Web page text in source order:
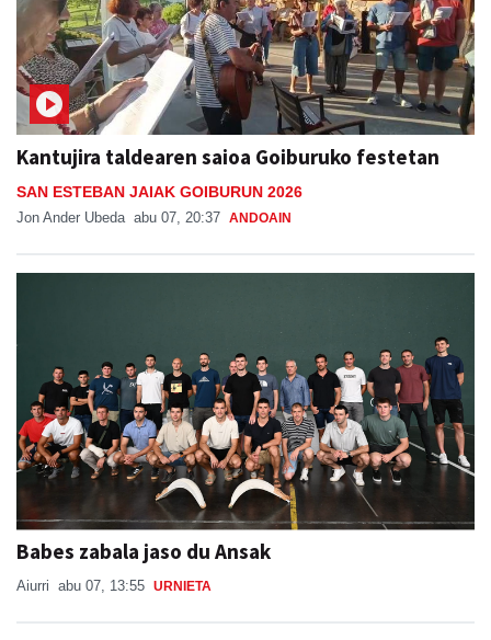
Kantujira taldearen saioa Goiburuko festetan
SAN ESTEBAN JAIAK GOIBURUN 2026
Jon Ander Ubeda abu 07, 20:37 ANDOAIN
Babes zabala jaso du Ansak
Aiurri abu 07, 13:55 URNIETA